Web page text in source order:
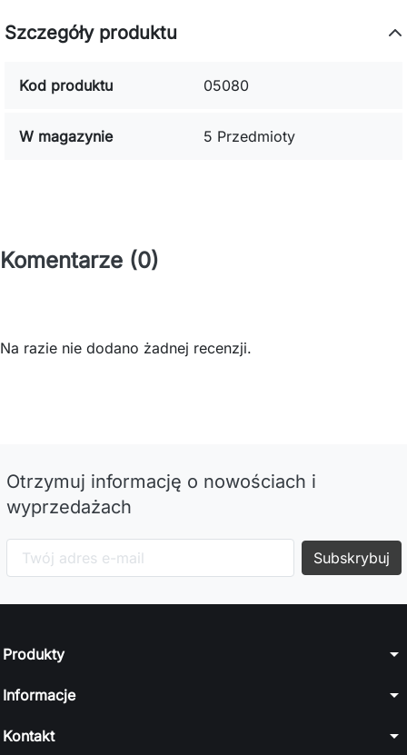
Szczegóły produktu
Kod produktu 05080
W magazynie 5 Przedmioty
Komentarze (0)
Na razie nie dodano żadnej recenzji.
Otrzymuj informację o nowościach i
wyprzedażach
Produkty arrow_drop_down
Informacje arrow_drop_down
Kontakt arrow_drop_down